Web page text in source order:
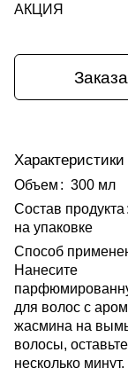
АКЦИЯ
Характеристики
Объем : 300 мл
Состав продукта :
на упаковке
Способ
Нанесите
для волос с
жасмина на
волосы,
несколько минут,